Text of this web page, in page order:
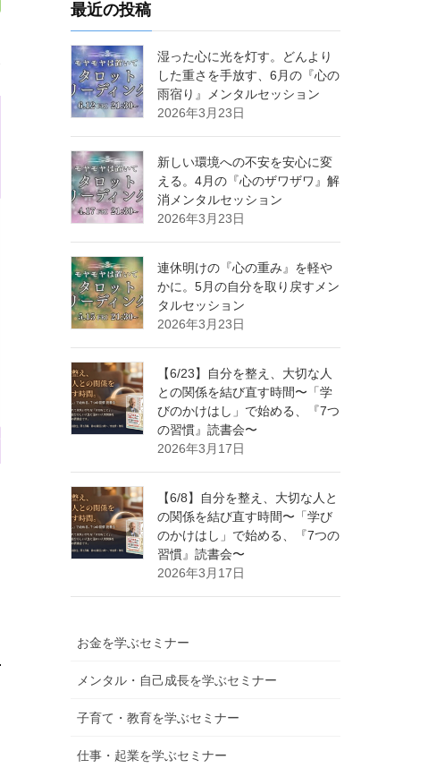
最近の投稿
湿った心に光を灯す。どんより
した重さを手放す、6月の『心の
雨宿り』メンタルセッション
2026年3月23日
新しい環境への不安を安心に変
える。4月の『心のザワザワ』解
消メンタルセッション
2026年3月23日
連休明けの『心の重み』を軽や
かに。5月の自分を取り戻すメン
タルセッション
2026年3月23日
【6/23】自分を整え、大切な人
との関係を結び直す時間〜「学
びのかけはし」で始める、『7つ
の習慣』読書会〜
2026年3月17日
【6/8】自分を整え、大切な人と
の関係を結び直す時間〜「学び
のかけはし」で始める、『7つの
習慣』読書会〜
2026年3月17日
お金を学ぶセミナー
メンタル・自己成長を学ぶセミナー
子育て・教育を学ぶセミナー
仕事・起業を学ぶセミナー